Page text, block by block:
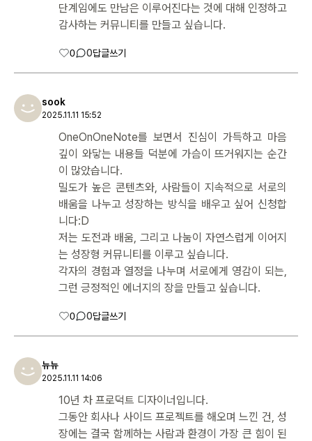
단계임에도 만남은 이루어진다는 것에 대해 인정하고
감사하는 커뮤니티를 만들고 싶습니다.
0 0답글쓰기
sook
2025.11.11 15:52
OneOnOneNote를 보면서 진심이 가득하고 마음
깊이 와닿는 내용들 덕분에 가슴이 뜨거워지는 순간
이 많았습니다.
밀도가 높은 콘텐츠와, 사람들이 지속적으로 서로의
배움을 나누고 성장하는 방식을 배우고 싶어 신청합
니다:D
저는 도전과 배움, 그리고 나눔이 자연스럽게 이어지
는 성장형 커뮤니티를 이루고 싶습니다.
각자의 경험과 열정을 나누며 서로에게 영감이 되는,
그런 긍정적인 에너지의 장을 만들고 싶습니다.
0 0답글쓰기
뉴뉴
2025.11.11 14:06
10년 차 프로덕트 디자이너입니다.
그동안 회사나 사이드 프로젝트를 해오며 느낀 건, 성
장에는 결국 함께하는 사람과 환경이 가장 큰 힘이 된